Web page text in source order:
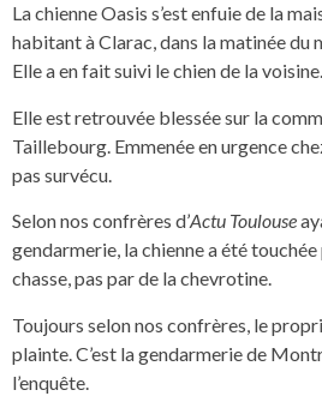
La chienne Oasis s’est enfuie de la
habitant à Clarac, dans la matinée du
Elle a en fait suivi le chien de la voisine.
Elle est retrouvée blessée sur la
Taillebourg. Emmenée en urgence
pas survécu.
Selon nos confrères d’Actu Toulouse
gendarmerie, la chienne a été
chasse, pas par de la chevrotine.
Toujours selon nos confrères, le
plainte. C’est la gendarmerie de
l’enquête.